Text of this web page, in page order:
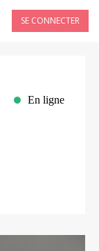
SE CONNECTER
En ligne